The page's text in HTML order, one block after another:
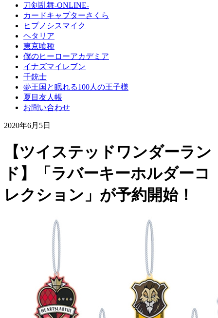
刀剣乱舞-ONLINE-
カードキャプターさくら
ヒプノシスマイク
ヘタリア
東京喰種
僕のヒーローアカデミア
イナズマイレブン
千銃士
夢王国と眠れる100人の王子様
夏目友人帳
お問い合わせ
2020年6月5日
【ツイステッドワンダーラン
ド】「ラバーキーホルダーコ
レクション」が予約開始！